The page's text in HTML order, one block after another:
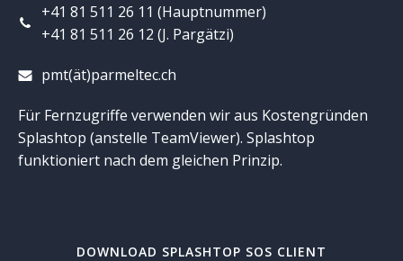
+41 81 511 26 11 (Hauptnummer)
+41 81 511 26 12 (J. Pargätzi)
pmt(ät)parmeltec.ch
Für Fernzugriffe verwenden wir aus Kostengründen
Splashtop (anstelle TeamViewer). Splashtop
funktioniert nach dem gleichen Prinzip.
DOWNLOAD SPLASHTOP SOS CLIENT